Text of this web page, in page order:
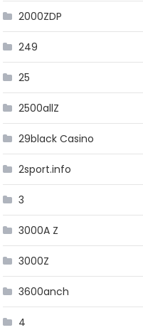
2000ZDP
249
25
2500allZ
29black Casino
2sport.info
3
3000A Z
3000Z
3600anch
4